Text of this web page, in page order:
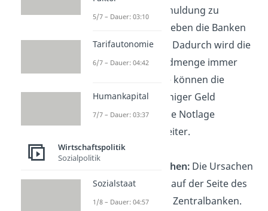
Um eine Überschuldung zu
verhindern, vergeben die Banken
weniger Kredite. Dadurch wird die
umlaufende Geldmenge immer
kleiner. Als Folge können die
Verbraucher weniger Geld
ausgeben und die Notlage
verstärkt sich weiter.
Politische Ursachen: Die Ursachen
liegen entweder auf der Seite des
Staates oder der Zentralbanken.
5/7 – Dauer: 03:10
Tarifautonomie
6/7 – Dauer: 04:42
Humankapital
7/7 – Dauer: 03:37
Wirtschaftspolitik
Sozialpolitik
Sozialstaat
1/8 – Dauer: 04:57